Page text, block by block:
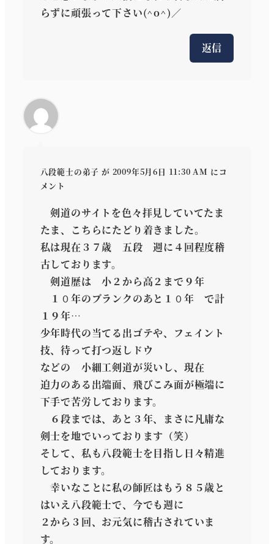
らずに頑張って下さい(^o^)／
返信
八段範士の弟子 が 2009年5月6日 11:30 AM にコ
メント
剣道のサイトを色々拝見していてたま
たま、こちらにたどり着きました。
私は現在３７歳 五段 週に４回程度稽
古しております。
剣道歴は 小２から高２まで９年
１０年のブランクのあと１０年 で計
１９年…
少年時代の当てる出ゴテや、フェイント
技、待って打つ返しドウ
などの 小細工剣道が災いし、現在
迫力のある出端面、飛びこみ面が極端に
下手で苦労しております。
６段までは、あと３年、まさに凡庸な
剣士を地でいっております（笑）
そして、私も八段範士を目指し日々精進
しております。
幸いなことに私の師匠はもう８５歳と
はいえ八段範士で、今でも週に
２から３回、お元気に稽古されていま
す。